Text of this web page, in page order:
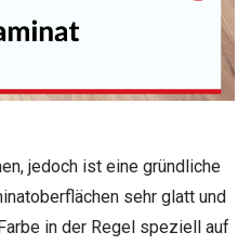
jedoch ist eine gründliche
sehr glatt und
in der Regel speziell auf